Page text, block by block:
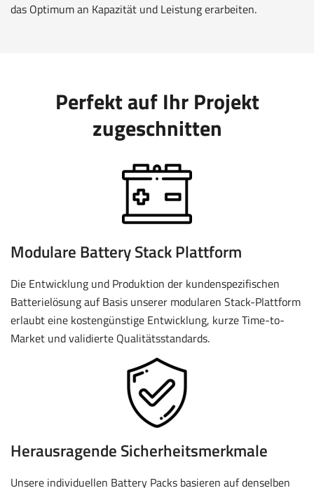
das Optimum an Kapazität und Leistung erarbeiten.
Perfekt auf Ihr Projekt
zugeschnitten
Modulare Battery Stack Plattform
Die Entwicklung und Produktion der kundenspezifischen
Batterielösung auf Basis unserer modularen Stack-Plattform
erlaubt eine kostengünstige Entwicklung, kurze Time-to-
Market und validierte Qualitätsstandards.
Herausragende Sicherheitsmerkmale
Unsere individuellen Battery Packs basieren auf denselben